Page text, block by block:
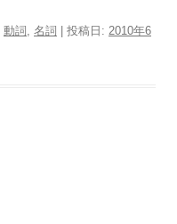
動詞 , 名詞 | 投稿日: 2010年6